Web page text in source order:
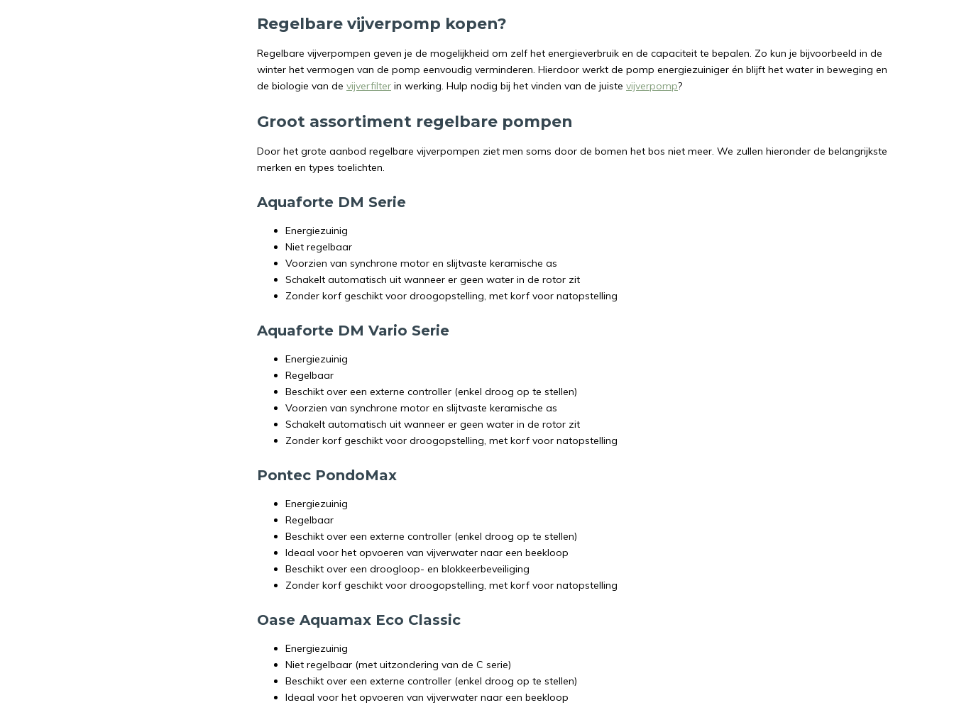
Regelbare vijverpomp kopen?
Regelbare vijverpompen geven je de mogelijkheid om zelf het energieverbruik en de capaciteit te bepalen. Zo kun je bijvoorbeeld in de
winter het vermogen van de pomp eenvoudig verminderen. Hierdoor werkt de pomp energiezuiniger én blijft het water in beweging en
de biologie van de vijverfilter in werking. Hulp nodig bij het vinden van de juiste vijverpomp?
Groot assortiment regelbare pompen
Door het grote aanbod regelbare vijverpompen ziet men soms door de bomen het bos niet meer. We zullen hieronder de belangrijkste
merken en types toelichten.
Aquaforte DM Serie
Energiezuinig
Niet regelbaar
Voorzien van synchrone motor en slijtvaste keramische as
Schakelt automatisch uit wanneer er geen water in de rotor zit
Zonder korf geschikt voor droogopstelling, met korf voor natopstelling
Aquaforte DM Vario Serie
Energiezuinig
Regelbaar
Beschikt over een externe controller (enkel droog op te stellen)
Voorzien van synchrone motor en slijtvaste keramische as
Schakelt automatisch uit wanneer er geen water in de rotor zit
Zonder korf geschikt voor droogopstelling, met korf voor natopstelling
Pontec PondoMax
Energiezuinig
Regelbaar
Beschikt over een externe controller (enkel droog op te stellen)
Ideaal voor het opvoeren van vijverwater naar een beekloop
Beschikt over een droogloop- en blokkeerbeveiliging
Zonder korf geschikt voor droogopstelling, met korf voor natopstelling
Oase Aquamax Eco Classic
Energiezuinig
Niet regelbaar (met uitzondering van de C serie)
Beschikt over een externe controller (enkel droog op te stellen)
Ideaal voor het opvoeren van vijverwater naar een beekloop